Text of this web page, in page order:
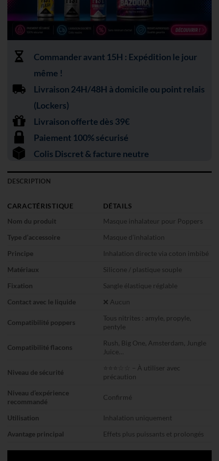
Commander avant 15H : Expédition le jour
même !
Livraison 24H/48H à domicile ou point relais
(Lockers)
Livraison offerte dès 39€
Paiement 100% sécurisé
Colis Discret & facture neutre
DESCRIPTION
CARACTÉRISTIQUE
DÉTAILS
Nom du produit
Masque inhalateur pour Poppers
Type d’accessoire
Masque d’inhalation
Principe
Inhalation directe via coton imbibé
Matériaux
Silicone / plastique souple
Fixation
Sangle élastique réglable
Contact avec le liquide
❌ Aucun
Compatibilité poppers
Tous nitrites : amyle, propyle,
pentyle
Compatibilité flacons
Rush, Big One, Amsterdam, Jungle
Juice…
Niveau de sécurité
⭐⭐⭐☆☆ – À utiliser avec
précaution
Niveau d’expérience
recommandé
Confirmé
Utilisation
Inhalation uniquement
Avantage principal
Effets plus puissants et prolongés